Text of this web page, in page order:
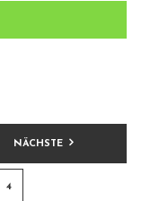
4
NÄCHSTE